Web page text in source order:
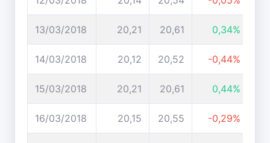
13/03/2018 20,21 20,61 0,34%
14/03/2018 20,12 20,52 -0,44%
15/03/2018 20,21 20,61 0,44%
16/03/2018 20,15 20,55 -0,29%